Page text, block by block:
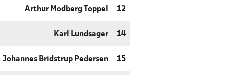
Arthur Modberg Toppel 12
Karl Lundsager 14
Johannes Bridstrup Pedersen 15